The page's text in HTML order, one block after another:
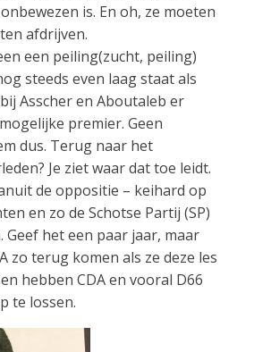
is. En oh, ze moeten
afdrijven.
een peiling(zucht, peiling)
steeds even laag staat als
Asscher en Aboutaleb er
premier. Geen
dus. Terug naar het
Je ziet waar dat toe leidt.
de oppositie – keihard op
en zo de Schotse Partij (SP)
het een paar jaar, maar
zo terug komen als ze deze les
hebben CDA en vooral D66
te lossen.